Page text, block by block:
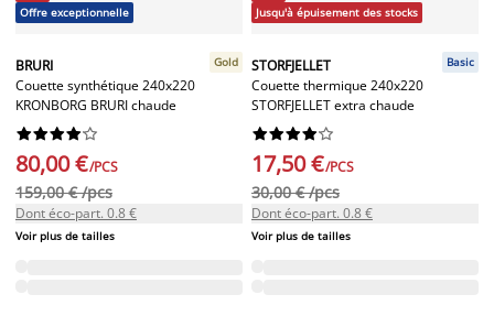
Offre exceptionnelle
BRURI
Couette synthétique 240x220
KRONBORG BRURI chaude
Gold






80,00 €/PCS
159,00 € /pcs
Dont éco-part. 0.8 €
Voir plus de tailles
Jusqu'à épuisement des stocks
STORFJELLET
Couette thermique 240x220
STORFJELLET extra chaude
Basic






17,50 €/PCS
30,00 € /pcs
Dont éco-part. 0.8 €
Voir plus de tailles